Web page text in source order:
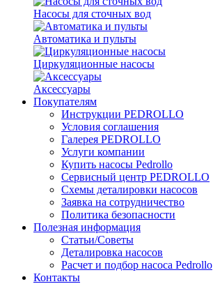
Насосы для сточных вод
Автоматика и пульты
Циркуляционные насосы
Аксессуары
Покупателям
Инструкции PEDROLLO
Условия соглашения
Галерея PEDROLLO
Услуги компании
Купить насосы Pedrollo
Сервисный центр PEDROLLO
Схемы деталировки насосов
Заявка на сотрудничество
Политика безопасности
Полезная информация
Статьи/Советы
Деталировка насосов
Расчет и подбор насоса Pedrollo
Контакты